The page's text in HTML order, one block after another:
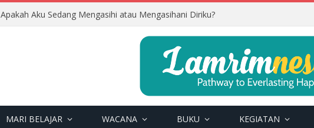
Apakah Aku Sedang Mengasihi atau Mengasihani Diriku?
MARI BELAJAR WACANA BUKU KEGIATAN